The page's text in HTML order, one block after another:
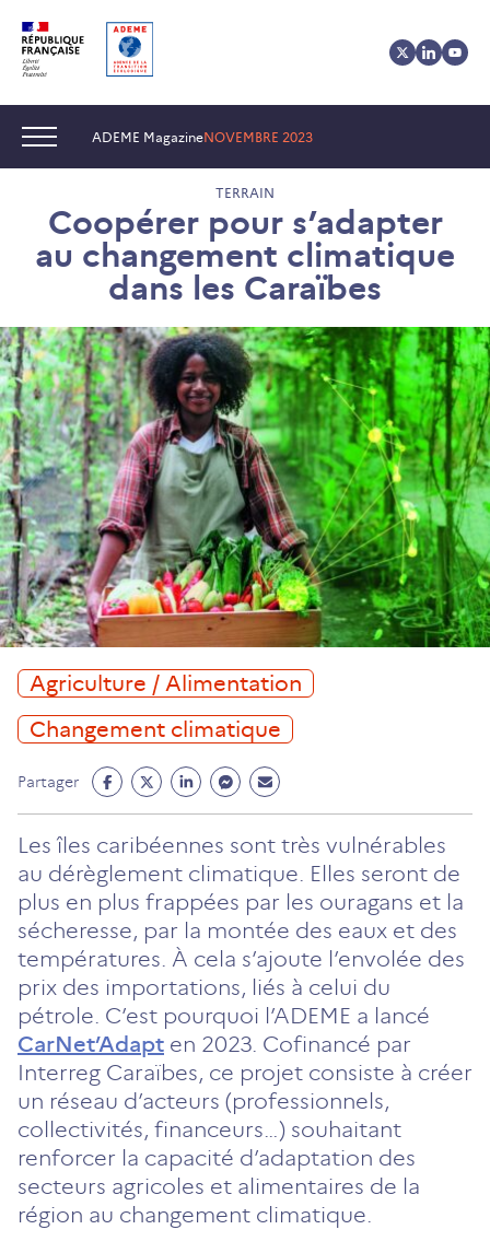
au
contenu
au
menu
des
cookies
Navigation :ADEME MagazineNOVEMBRE 2023
TERRAIN
Coopérer pour s’adapter
au changement climatique
dans les Caraïbes
Agriculture / Alimentation
Changement climatique
Partager
Partage
Facebook
(ouvre
un
nouvel
onglet)
Partage
Twitter
(ouvre
un
nouvel
onglet)
Partage
Linkedin
(ouvre
un
nouvel
onglet)
Partage
Messenger
(ouvre
un
nouvel
onglet)
Partage
Mail
(ouvre
un
nouvel
onglet)
Les îles caribéennes sont très vulnérables
au dérèglement climatique. Elles seront de
plus en plus frappées par les ouragans et la
sécheresse, par la montée des eaux et des
températures. À cela s’ajoute l’envolée des
prix des importations, liés à celui du
pétrole. C’est pourquoi l’ADEME a lancé
CarNet’Adapt en 2023. Cofinancé par
Interreg Caraïbes, ce projet consiste à créer
un réseau d’acteurs (professionnels,
collectivités, financeurs…) souhaitant
renforcer la capacité d’adaptation des
secteurs agricoles et alimentaires de la
région au changement climatique.